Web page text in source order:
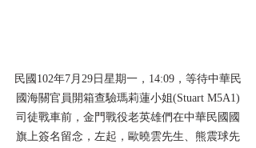
民國102年7月29日星期一，14:09，等待中華民
國海關官員開箱查驗瑪莉蓮小姐(Stuart M5A1)
司徒戰車前，金門戰役老英雄們在中華民國國
旗上簽名留念，左起，歐曉雲先生、熊震球先